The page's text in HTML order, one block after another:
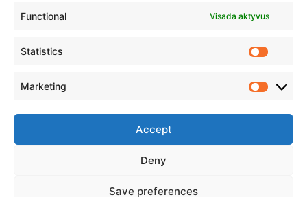
Functional Visada aktyvus
Statistics
Marketing
Accept
Deny
Save preferences
© 2023 ZUIKIO RECEPTAI VISOS TEISĖS SAUGOMOS